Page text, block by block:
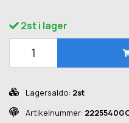
2st i lager
Lagersaldo: 2st
Artikelnummer: